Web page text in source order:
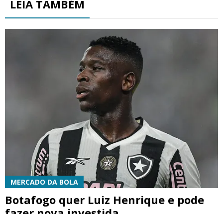
LEIA TAMBÉM
MERCADO DA BOLA
Botafogo quer Luiz Henrique e pode